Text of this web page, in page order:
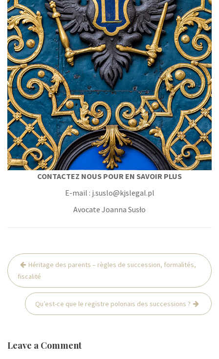
CONTACTEZ NOUS POUR EN SAVOIR PLUS
E-mail : j.suslo@kjslegal.pl
Avocate Joanna Susło
Post
navigation
Héritage des parents – règles de succession, formalités,
fiscalité
Qu’est-ce que le registre polonais des successions ?
Leave a Comment